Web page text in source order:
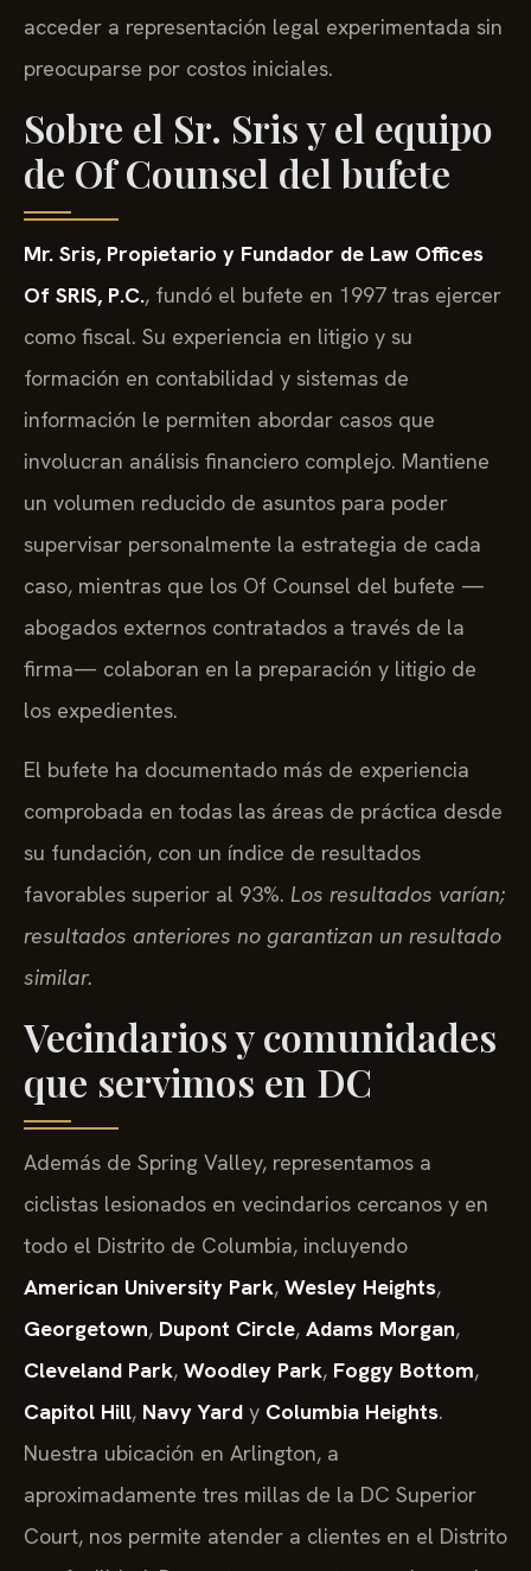
acceder a representación legal experimentada sin
preocuparse por costos iniciales.
Sobre el Sr. Sris y el equipo
de Of Counsel del bufete
Mr. Sris, Propietario y Fundador de Law Offices
Of SRIS, P.C., fundó el bufete en 1997 tras ejercer
como fiscal. Su experiencia en litigio y su
formación en contabilidad y sistemas de
información le permiten abordar casos que
involucran análisis financiero complejo. Mantiene
un volumen reducido de asuntos para poder
supervisar personalmente la estrategia de cada
caso, mientras que los Of Counsel del bufete —
abogados externos contratados a través de la
firma— colaboran en la preparación y litigio de
los expedientes.
El bufete ha documentado más de experiencia
comprobada en todas las áreas de práctica desde
su fundación, con un índice de resultados
favorables superior al 93%. Los resultados varían;
resultados anteriores no garantizan un resultado
similar.
Vecindarios y comunidades
que servimos en DC
Además de Spring Valley, representamos a
ciclistas lesionados en vecindarios cercanos y en
todo el Distrito de Columbia, incluyendo
American University Park, Wesley Heights,
Georgetown, Dupont Circle, Adams Morgan,
Cleveland Park, Woodley Park, Foggy Bottom,
Capitol Hill, Navy Yard y Columbia Heights.
Nuestra ubicación en Arlington, a
aproximadamente tres millas de la DC Superior
Court, nos permite atender a clientes en el Distrito